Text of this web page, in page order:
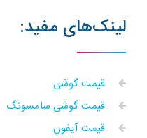
لینک‌های مفید:
قیمت گوشی
قیمت گوشی سامسونگ
قیمت آیفون